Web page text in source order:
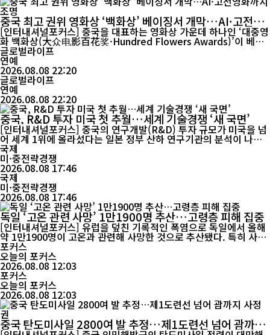
중국 최고 권위 영화상 ‘백화상’ 베이징서 개막…AI·고전영
화까지 조명
[인터내셔널포커스] 중국을 대표하는 영화상 가운데 하나인 ‘대중영
화 백화상(大众电影百花奖·Hundred Flowers Awards)’이 베이
징에서 막을 올렸다. 60년 넘는 역사를 지닌 백화상은 올해 시상식
을 넘어 영화 상영과 포럼, 인공지능(AI) 기반 영상 창작에 대한 논의
까지 아우르는 종합 영화문화 행사로 진행된다. 제38회 백화상 개막
식은 7일 베이징 차오양공원에서 열렸다. 올해는 작...
글로벌라이프
연예
2026.08.08 22:20
글로벌라이프
연예
2026.08.08 22:20
중국, R&D 투자 미국 첫 추월…세계 기술경쟁 ‘새 국면’
[인터내셔널포커스] 중국의 연구개발(R&D) 투자 규모가 미국을 넘
어 세계 1위에 올라섰다는 일본 정부 산하 연구기관의 분석이 나왔
다. 논문 발표 건수와 피인용 상위 논문에서 이미 두각을 나타낸 중
국이 연구개발 투자에서도 미국을 앞서면서 세계 과학기술 경쟁의
무게중심이 빠르게 변화하고 있다는 분석이 나온다. 일본 니혼게이
자이신문이 8일 보도한 일본 문부과학성 과학기술·학술정책연구소
(NISTEP)의 ‘20...
국제
미·중전략경쟁
2026.08.08 17:46
국제
미·중전략경쟁
2026.08.08 17:46
독일 ‘고온 관련 사망’ 1만1900명 추산…고령층 피해 집중
[인터내셔널포커스] 유럽을 덮친 기록적인 폭염으로 독일에서 올해
약 1만1900명이 고온과 관련해 사망한 것으로 추산됐다. 특히 사망
자의 상당수가 75세 이상 고령층에 집중되면서 폭염이 단순한 기상
이변을 넘어 고령사회가 대비해야 할 주요 사회적 재난으로 부상하
고 있다. 독일 로베르트코흐연구소(RKI)가 6일 발표한 보고서에 따
르면 올해 들어 7월 26일까지 독일의 고온 관련 ...
포커스
오늘의 포커스
2026.08.08 12:03
포커스
오늘의 포커스
2026.08.08 12:03
중국 탄도미사일 2800여 발 추정…제1도련선 넘어 괌까지